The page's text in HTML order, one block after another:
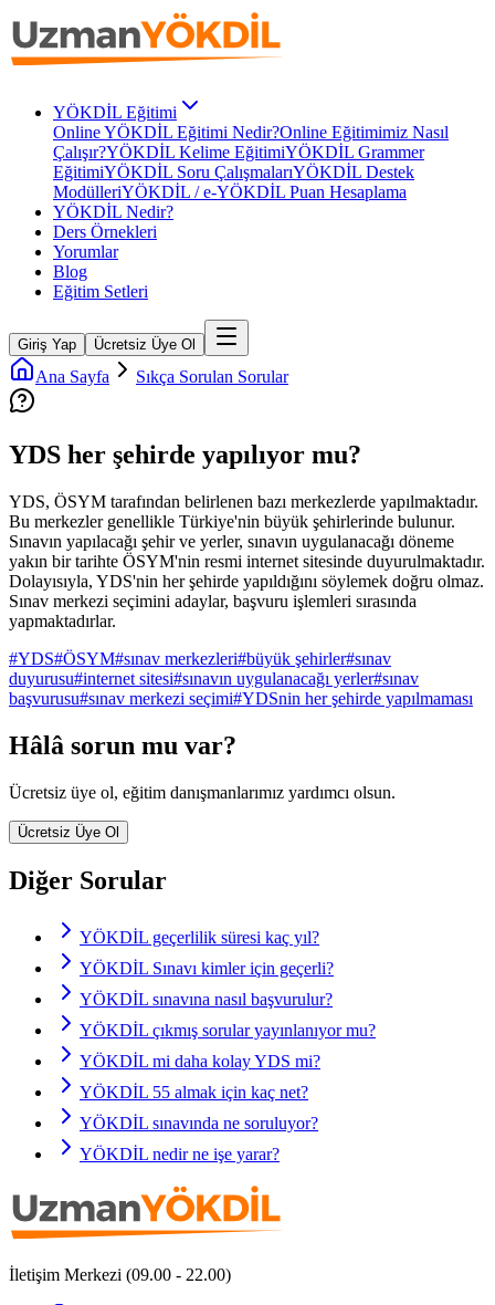
YÖKDİL Eğitimi
Online YÖKDİL Eğitimi Nedir?Online Eğitimimiz Nasıl
Çalışır?YÖKDİL Kelime EğitimiYÖKDİL Grammer
EğitimiYÖKDİL Soru ÇalışmalarıYÖKDİL Destek
ModülleriYÖKDİL / e-YÖKDİL Puan Hesaplama
YÖKDİL Nedir?
Ders Örnekleri
Yorumlar
Blog
Eğitim Setleri
Giriş Yap Ücretsiz Üye Ol
Ana Sayfa Sıkça Sorulan Sorular
YDS her şehirde yapılıyor mu?
YDS, ÖSYM tarafından belirlenen bazı merkezlerde yapılmaktadır.
Bu merkezler genellikle Türkiye'nin büyük şehirlerinde bulunur.
Sınavın yapılacağı şehir ve yerler, sınavın uygulanacağı döneme
yakın bir tarihte ÖSYM'nin resmi internet sitesinde duyurulmaktadır.
Dolayısıyla, YDS'nin her şehirde yapıldığını söylemek doğru olmaz.
Sınav merkezi seçimini adaylar, başvuru işlemleri sırasında
yapmaktadırlar.
#YDS#ÖSYM#sınav merkezleri#büyük şehirler#sınav
duyurusu#internet sitesi#sınavın uygulanacağı yerler#sınav
başvurusu#sınav merkezi seçimi#YDSnin her şehirde yapılmaması
Hâlâ sorun mu var?
Ücretsiz üye ol, eğitim danışmanlarımız yardımcı olsun.
Ücretsiz Üye Ol
Diğer Sorular
YÖKDİL geçerlilik süresi kaç yıl?
YÖKDİL Sınavı kimler için geçerli?
YÖKDİL sınavına nasıl başvurulur?
YÖKDİL çıkmış sorular yayınlanıyor mu?
YÖKDİL mi daha kolay YDS mi?
YÖKDİL 55 almak için kaç net?
YÖKDİL sınavında ne soruluyor?
YÖKDİL nedir ne işe yarar?
İletişim Merkezi (09.00 - 22.00)